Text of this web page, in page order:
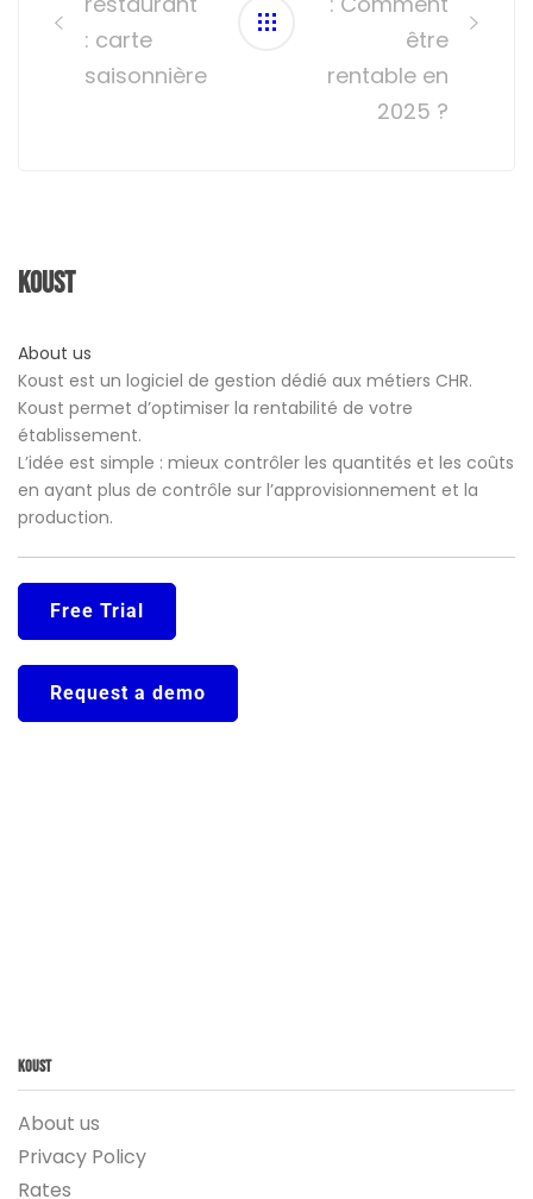
: carte
saisonnière
être
rentable en
2025 ?
Koust
About us
Koust est un logiciel de gestion dédié aux métiers CHR.
Koust permet d’optimiser la rentabilité de votre
établissement.
L’idée est simple : mieux contrôler les quantités et les coûts
en ayant plus de contrôle sur l’approvisionnement et la
production.
Free Trial
Request a demo
Koust
About us
Privacy Policy
Rates